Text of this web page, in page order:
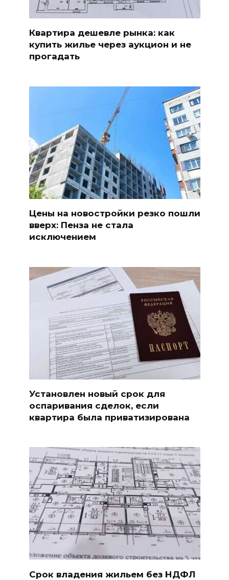
Квартира дешевле рынка: как
купить жилье через аукцион и не
прогадать
Цены на новостройки резко пошли
вверх: Пенза не стала
исключением
Установлен новый срок для
оспаривания сделок, если
квартира была приватизирована
Срок владения жильем без НДФЛ